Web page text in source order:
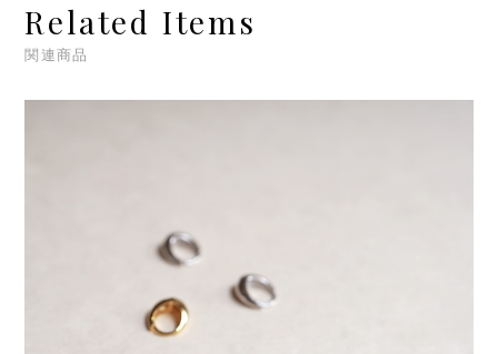
Related Items
関連商品